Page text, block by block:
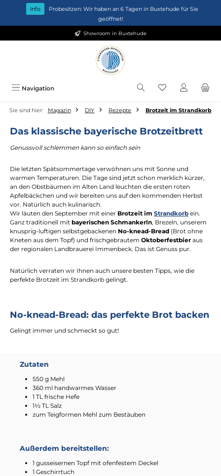
Zum Hauptinhalt springen
Info
Probesitzen: Wir haben an 6 Tagen in Buxtehude für Sie
geöffnet!
Showroom in Buxtehude
Navigation Du hast 0
Sie sind hier: Magazin DIY Rezepte Brotzeit im Strandkorb
Das klassische bayerische Brotzeitbrett
Genussvoll schlemmen kann so einfach sein
Die letzten Spätsommertage verwöhnen uns mit Sonne und
warmen Temperaturen. Die Tage sind jetzt schon merklich kürzer,
an den Obstbäumen im Alten Land leuchten die ersten roten
Apfelbäckchen und wir bereiten uns auf den kommenden Herbst
vor. Natürlich auch kulinarisch.
Wir läuten den September mit einer Brotzeit im Strandkorb ein.
Ganz traditionell mit bayerischen Schmankerln, Brezeln, unserem
knusprig-luftigen selbstgebackenen No-knead-Bread (Brot ohne
Kneten aus dem Topf) und frischgebrautem Oktoberfestbier aus
der regionalen Landbrauerei Immenbeck. Das ist Genuss pur.
Natürlich verraten wir Ihnen auch unsere besten Tipps, wie die
perfekte Brotzeit im Strandkorb gelingt.
No-knead-Bread: das perfekte Brot backen
Gelingt immer und schmeckt so gut!
Zutaten
550 g Mehl
360 ml handwarmes Wasser
1 TL frische Hefe
1½ TL Salz
zum Teigformen Mehl zum Bestäuben
Außerdem bereitstellen:
1 gusseisernen Topf mit ofenfestem Deckel
1 Geschirrtuch